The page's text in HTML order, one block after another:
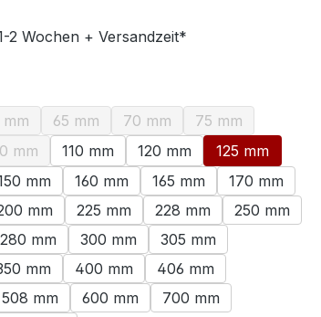
2 Wochen + Versandzeit*
nicht verfügbar.)
ist zurzeit nicht verfügbar.)
mm
(Diese Option ist zurzeit nicht verfügbar.)
65 mm
(Diese Option ist zurzeit nicht verfügbar.)
70 mm
(Diese Option ist zurzeit
75 mm
(Diese Option
nicht verfügbar.)
ist zurzeit nicht verfügbar.)
mm
(Diese Option ist zurzeit nicht verfügbar.)
110 mm 120 mm
125 mm
mm 160 mm 165 mm
170 mm
mm 225 mm 228 mm
250 mm
280 mm 300 mm
305 mm
mm 400 mm
406 mm
508 mm 600 mm
700 mm